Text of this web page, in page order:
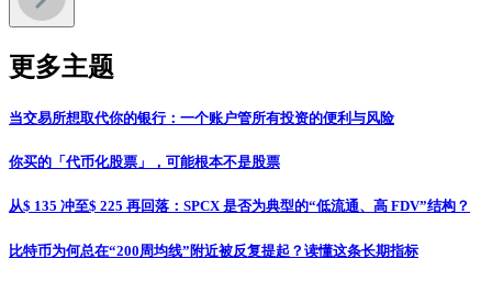
更多主题
当交易所想取代你的银行：一个账户管所有投资的便利与风险
你买的「代币化股票」，可能根本不是股票
从$ 135 冲至$ 225 再回落：SPCX 是否为典型的“低流通、高 FDV”结构？
比特币为何总在“200周均线”附近被反复提起？读懂这条长期指标